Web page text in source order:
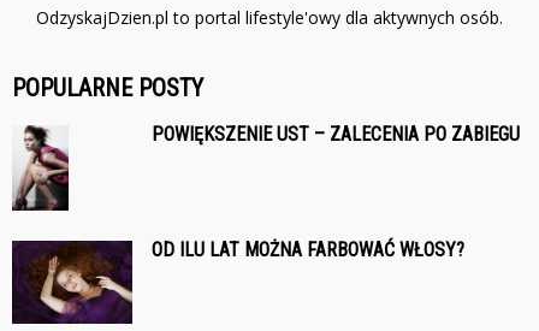
OdzyskajDzien.pl to portal lifestyle'owy dla aktywnych osób.
POPULARNE POSTY
POWIĘKSZENIE UST – ZALECENIA PO ZABIEGU
OD ILU LAT MOŻNA FARBOWAĆ WŁOSY?